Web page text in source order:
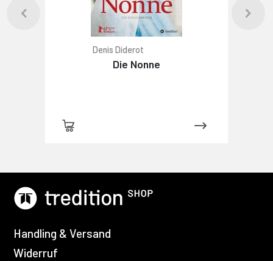
Denis Diderot
Die Nonne
Handling & Versand
Widerruf